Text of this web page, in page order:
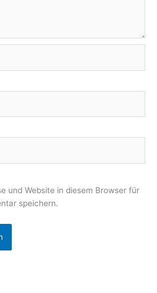
und Website in diesem Browser für
speichern.